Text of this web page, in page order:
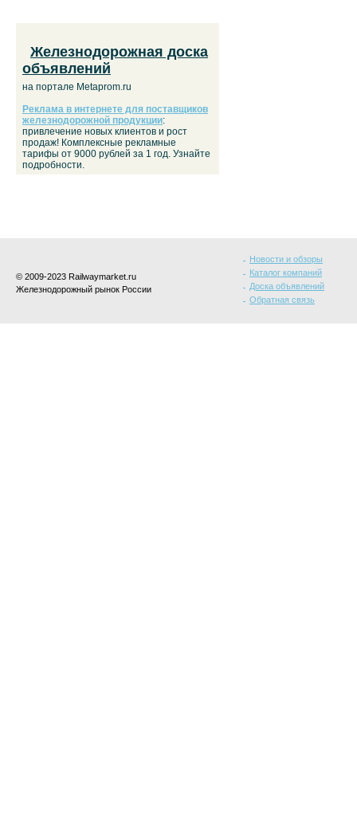
Железнодорожная доска
объявлений
на портале Metaprom.ru
Реклама в интернете для поставщиков
железнодорожной продукции:
привлечение новых клиентов и рост
продаж! Комплексные рекламные
тарифы от 9000 рублей за 1 год. Узнайте
подробности.
© 2009-2023 Railwaymarket.ru
Железнодорожный рынок России
Новости и обзоры
Каталог компаний
Доска объявлений
Обратная связь